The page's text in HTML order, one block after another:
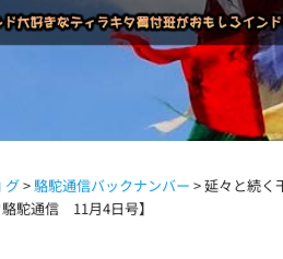
インドが大好き!!
グ>駱駝通信バックナンバー >延々と続く
駝通信 11月4日号】